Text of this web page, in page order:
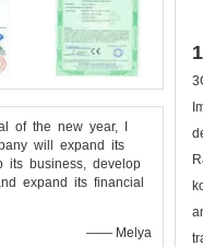
of the new year, I
will expand its
its business, develop
expand its financial
—— Melya